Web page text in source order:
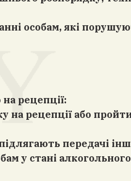
особам, які
рецепції:
рецепції або
передачі
у стані